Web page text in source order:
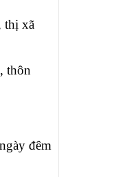
thị xã
thôn
đêm